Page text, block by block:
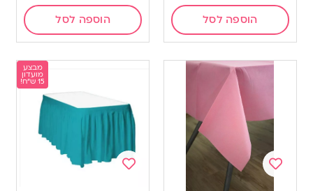
הוספה לסל הוספה לסל
מבצע
מועדון
15 ש"ח!